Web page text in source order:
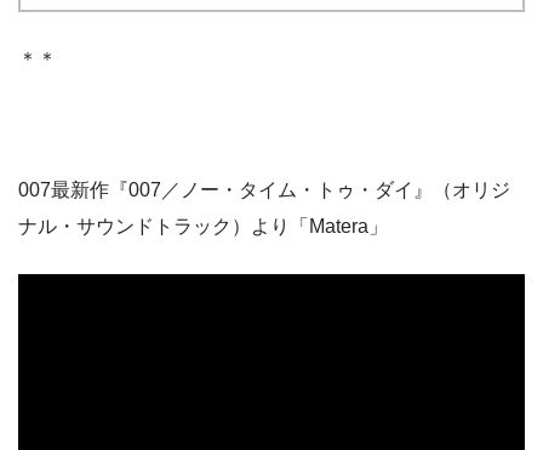
＊＊
007最新作『007／ノー・タイム・トゥ・ダイ』（オリジ
ナル・サウンドトラック）より「Matera」